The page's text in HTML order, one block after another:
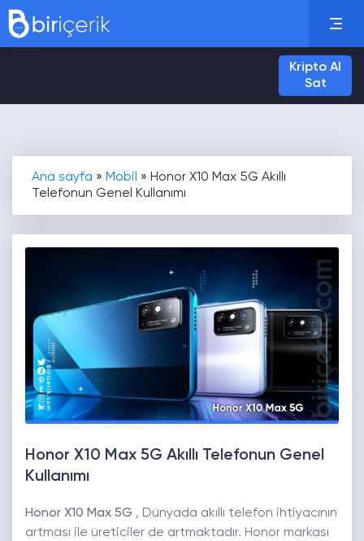
Kripto Al
Sat
Ana sayfa » Mobil » Honor X10 Max 5G Akıllı
Telefonun Genel Kullanımı
Honor X10 Max 5G Akıllı Telefonun Genel
Kullanımı
Honor X10 Max 5G , Dünyada akıllı telefon ihtiyacının
artması ile üreticiler de artmaktadır. Honor markası